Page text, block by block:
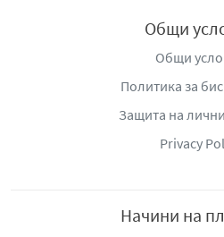
Общи
Общи
Политика за
Защита на
Privacy
Начини на